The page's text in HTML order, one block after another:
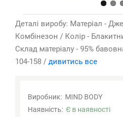
Деталі виробу: Матеріал -
Комбінезон / Колір -
Склад матеріалу - 95%
104-158 / дивитись все
Виробник: MIND BODY
Наявність: Є в наявності